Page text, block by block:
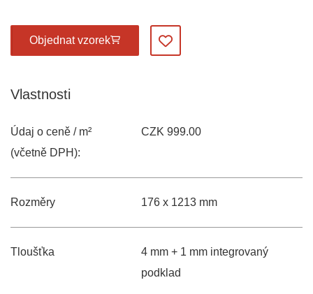
Objednat vzorek Přidat do oblíbených
Vlastnosti
Údaj o ceně / m²
(včetně DPH):
CZK 999.00
Rozměry 176 x 1213 mm
Tloušťka
4 mm + 1 mm integrovaný
podklad